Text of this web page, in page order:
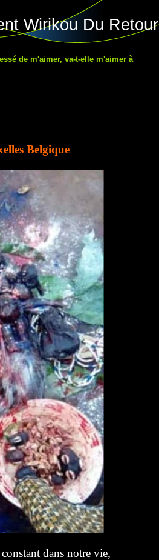
Wirikou Du Retour
de m'aimer, va-t-elle m'aimer à
Belgique
dans notre vie,